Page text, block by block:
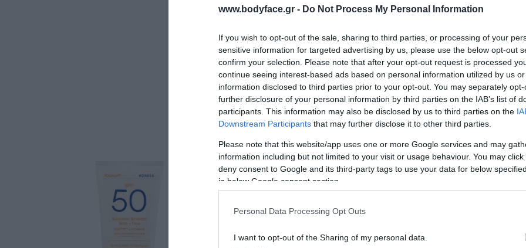
www.bodyface.gr - Do Not Process My Personal Information
If you wish to opt-out of the sale, sharing to third parties, or processing of your
sensitive information for targeted advertising by us, please use the below opt-out
confirm your selection. Please note that after your opt-out request is processed
continue seeing interest-based ads based on personal information utilized by us
information disclosed to third parties prior to your opt-out. You may separately
further disclosure of your personal information by third parties on the IAB’s list of
participants. This information may also be disclosed by us to third parties on the
Downstream Participants that may further disclose it to other third parties.
Please note that this website/app uses one or more Google services and may
information including but not limited to your visit or usage behaviour. You may
deny consent to Google and its third-party tags to use your data for below
in below Google consent section.
Personal Data Processing Opt Outs
I want to opt-out of the Sharing of my personal data.
ΤΟ BODYFACE ΣΟΥ ΠΡΟΤΕΙΝΕΙ